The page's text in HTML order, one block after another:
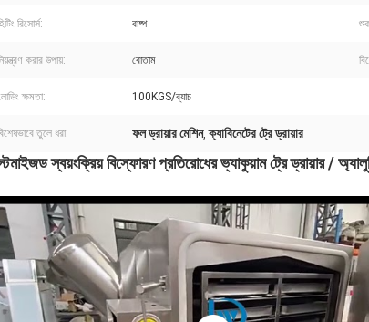
রিসোর্স: বাষ্প
করার উপায়: বোতাম
ক্ষমতা: 100KGS/ব্যাচ
তুলে ধরা: ফল ড্রায়ার মেশিন,ক্যাবিনেটের ট্রে ড্রায়ার
স্বয়ংক্রিয় বিস্ফোরণ প্রতিরোধের ভ্যাকুয়াম ট্রে ড্রায়ার /